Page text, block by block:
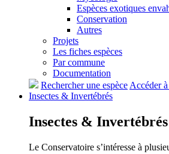
Espèces exotiques
Conservation
Autres
Projets
Les fiches espèces
Par commune
Documentation
Rechercher une espèceAccéder
Insectes & Invertébrés
Insectes & Invertébrés
Le Conservatoire s’intéresse à